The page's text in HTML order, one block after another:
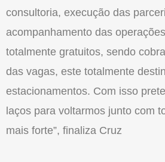
consultoria, execução das
acompanhamento das
totalmente gratuitos, sendo
das vagas, este totalmente
estacionamentos. Com isso
laços para voltarmos junto com
mais forte”, finaliza Cruz